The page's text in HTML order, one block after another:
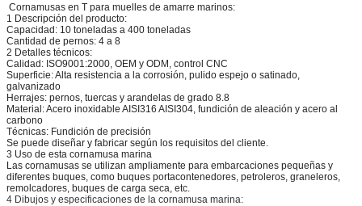
Cornamusas en T para muelles de amarre marinos:
1 Descripción del producto:
Capacidad: 10 toneladas a 400 toneladas
Cantidad de pernos: 4 a 8
2 Detalles técnicos:
Calidad: ISO9001:2000, OEM y ODM, control CNC
Superficie: Alta resistencia a la corrosión, pulido espejo o satinado,
galvanizado
Herrajes: pernos, tuercas y arandelas de grado 8.8
Material: Acero inoxidable AISI316 AISI304, fundición de aleación y acero al
carbono
Técnicas: Fundición de precisión
Se puede diseñar y fabricar según los requisitos del cliente.
3 Uso de esta cornamusa marina
Las cornamusas se utilizan ampliamente para embarcaciones pequeñas y
diferentes buques, como buques portacontenedores, petroleros, graneleros,
remolcadores, buques de carga seca, etc.
4 Dibujos y especificaciones de la cornamusa marina: